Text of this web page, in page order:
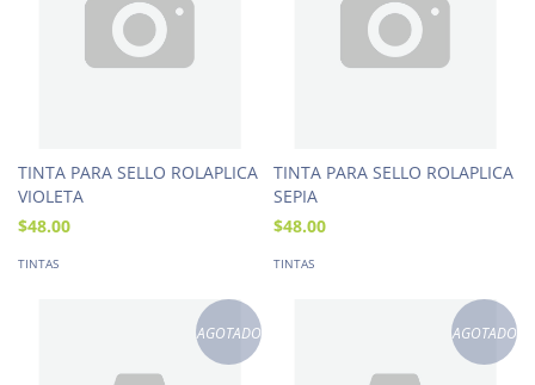
TINTA PARA SELLO ROLAPLICA
VIOLETA
$48.00
TINTAS
TINTA PARA SELLO ROLAPLICA
SEPIA
$48.00
TINTAS
AGOTADO AGOTADO